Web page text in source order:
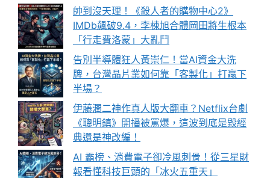
帥到沒天理！《殺人者的購物中心2》
IMDb飆破9.4，李棟旭合體岡田將生根本
「行走費洛蒙」大亂鬥
告別半導體狂人黃崇仁！當AI資金大洗
牌，台灣晶片業如何靠「客製化」打贏下
半場？
伊藤潤二神作真人版大翻車？Netflix台劇
《聰明鎮》開播被罵爆，這波到底是毀經
典還是神改編！
AI 霸榜、消費電子卻冷風刺骨！從三星財
報看懂科技巨頭的「冰火五重天」